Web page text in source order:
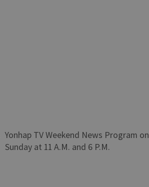
Yonhap TV Weekend News Program on
Sunday at 11 A.M. and 6 P.M.